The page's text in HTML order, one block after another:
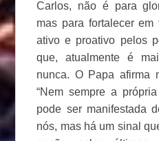
Carlos, não é para
mas para fortalecer
ativo e proativo pelos
que, atualmente é
nunca. O Papa afirma
“Nem sempre a
pode ser manifestada
nós, mas há um sinal